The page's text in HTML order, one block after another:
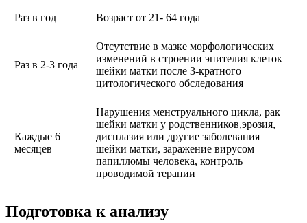
Раз в год Возраст от 21- 64 года
Раз в 2-3 года
Отсутствие в мазке морфологических
изменений в строении эпителия клеток
шейки матки после 3-кратного
цитологического обследования
Каждые 6
месяцев
Нарушения менструального цикла, рак
шейки матки у родственников,эрозия,
дисплазия или другие заболевания
шейки матки, заражение вирусом
папилломы человека, контроль
проводимой терапии
Подготовка к анализу